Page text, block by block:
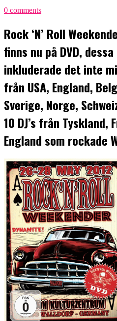
0 comments
Rock ‘N’ Roll
finns nu på DVD,
inkluderade det inte
från USA, England,
Sverige, Norge,
10 DJ’s från Tyskland,
England som rockade